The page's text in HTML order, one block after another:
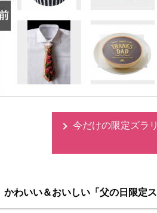
今だけの限定ズラ
かわいい＆おいしい「父の日限定